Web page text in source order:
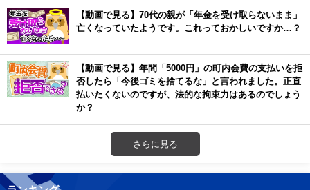
【動画で見る】70代の親が「年金を受け取らないまま」
亡くなっていたようです。これっておかしいですか…？
【動画で見る】年間「5000円」の町内会費の支払いを拒
否したら「今後ゴミを捨てるな」と言われました。正直
払いたくないのですが、法的な拘束力はあるのでしょう
か？
さらに見る